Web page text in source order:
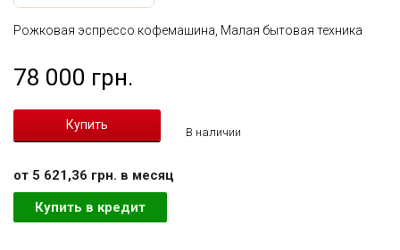
Рожковая эспрессо кофемашина, Малая бытовая техника
78 000 грн.
В наличии
от 5 621,36 грн. в месяц
Купить в кредит